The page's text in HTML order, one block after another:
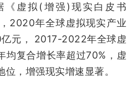
《虚拟(增强)现实白皮书
2020年全球虚拟现实产业
元， 2017-2022年全球虚
均复合增长率超过70%，虚
，增强现实增速显著。